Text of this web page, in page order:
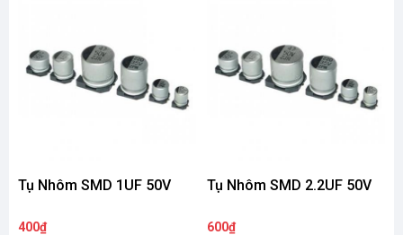
Tụ Nhôm SMD 1UF 50V
400₫
Tụ Nhôm SMD 2.2UF 50V
600₫